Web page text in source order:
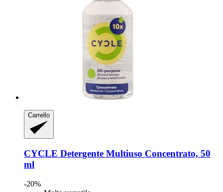
Carrello
CYCLE Detergente Multiuso Concentrato, 50
ml
-20%